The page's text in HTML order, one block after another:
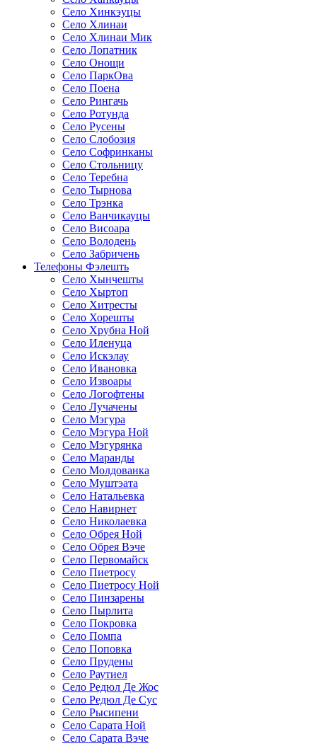
Село Хинкэуцы
Село Хлинаи
Село Хлинаи Мик
Село Лопатник
Село Онощи
Село ПаркОва
Село Поена
Село Рингачь
Село Ротунда
Село Русены
Село Слобозия
Село Софринканы
Село Стольницу
Село Теребна
Село Тырнова
Село Трэнка
Село Ванчикауцы
Село Висоара
Село Володень
Село Забричень
Телефоны Фэлешть
Село Хынчешты
Село Хыртоп
Село Хитресты
Село Хорешты
Село Хрубна Ной
Село Иленуца
Село Искэлау
Село Ивановка
Село Извоары
Село Логофтены
Село Лучачены
Село Мэгура
Село Мэгура Ной
Село Мэгурянка
Село Маранды
Село Молдованка
Село Муштэата
Село Натальевка
Село Навирнет
Село Николаевка
Село Обрея Ной
Село Обрея Вэче
Село Первомайск
Село Пиетросу
Село Пиетросу Ной
Село Пинзарены
Село Пырлита
Село Покровка
Село Помпа
Село Поповка
Село Прудены
Село Раутиел
Село Редюл Де Жос
Село Редюл Де Сус
Село Рысипени
Село Сарата Ной
Село Сарата Вэче